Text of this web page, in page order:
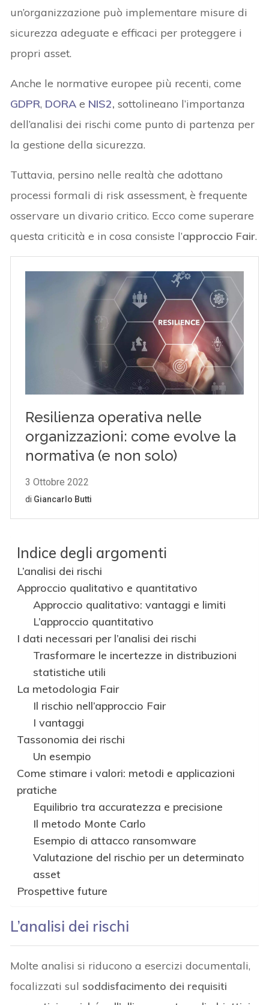
un’organizzazione può implementare misure di
sicurezza adeguate e efficaci per proteggere i
propri asset.
Anche le normative europee più recenti, come
GDPR, DORA e NIS2, sottolineano l’importanza
dell’analisi dei rischi come punto di partenza per
la gestione della sicurezza.
Tuttavia, persino nelle realtà che adottano
processi formali di risk assessment, è frequente
osservare un divario critico. Ecco come superare
questa criticità e in cosa consiste l’approccio Fair.
Indice degli argomenti
L’analisi dei rischi
Approccio qualitativo e quantitativo
Approccio qualitativo: vantaggi e limiti
L’approccio quantitativo
I dati necessari per l’analisi dei rischi
Trasformare le incertezze in distribuzioni
statistiche utili
La metodologia Fair
Il rischio nell’approccio Fair
I vantaggi
Tassonomia dei rischi
Un esempio
Come stimare i valori: metodi e applicazioni
pratiche
Equilibrio tra accuratezza e precisione
Il metodo Monte Carlo
Esempio di attacco ransomware
Valutazione del rischio per un determinato
asset
Prospettive future
L’analisi dei rischi
Molte analisi si riducono a esercizi documentali,
focalizzati sul soddisfacimento dei requisiti